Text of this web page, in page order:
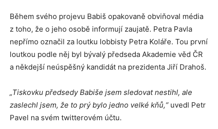
Během svého projevu Babiš opakovaně obviňoval média
z toho, že o jeho osobě informují zaujatě. Petra Pavla
nepřímo označil za loutku lobbisty Petra Koláře. Tou první
loutkou podle něj byl bývalý předseda Akademie věd ČR
a někdejší neúspěšný kandidát na prezidenta Jiří Drahoš.
„Tiskovku předsedy Babiše jsem sledovat nestihl, ale
zaslechl jsem, že to prý bylo jedno velké kňů,“uvedl Petr
Pavel na svém twitterovém účtu.